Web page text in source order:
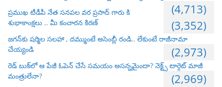
(4,713)
ప్రముఖ టీడీపీ నేత సనపల వర ప్రసాద్ గారు కి
శుభాకాంక్షలు .. మీ కంచారన కిరణ్
(3,352)
జగన్‌కు షర్మిల సలహా , దమ్ముంటే అసెంబ్లీ రండి.. లేకుంటే రాజీనామా
చేయ్యండి
(2,973)
రెడ్ బుక్‌లో ఆ పేజీ ఓపెన్ చేసే సమయం అసన్నమైందా? నెక్ట్స్ టార్గెట్ మాజీ
మంత్రులేనా?
(2,969)